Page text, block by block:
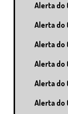
Alerta do
Alerta do
Alerta do
Alerta do
Alerta do
Alerta do